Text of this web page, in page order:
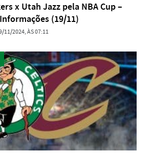
x Utah Jazz pela NBA Cup –
(19/11)
11/2024, ÀS 07:11